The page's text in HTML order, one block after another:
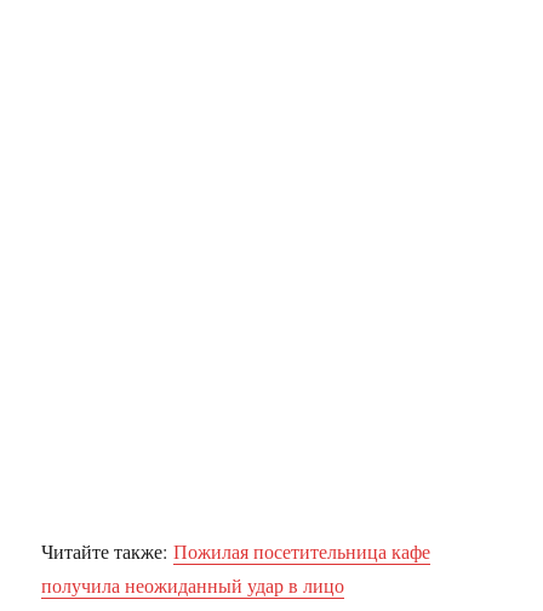
Читайте также:Пожилая посетительница кафе
получила неожиданный удар в лицо